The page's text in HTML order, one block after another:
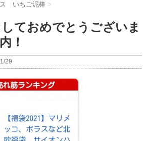
いちご泥棒 >
ておめでとうございま
！
29